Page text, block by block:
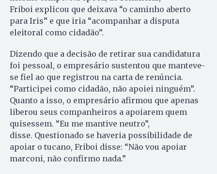
Friboi explicou que deixava “o caminho aberto
para Iris” e que iria “acompanhar a disputa
eleitoral como cidadão”.
Dizendo que a decisão de retirar sua candidatura
foi pessoal, o empresário sustentou que manteve-
se fiel ao que registrou na carta de renúncia.
“Participei como cidadão, não apoiei ninguém”.
Quanto a isso, o empresário afirmou que apenas
liberou seus companheiros a apoiarem quem
quisessem. “Eu me mantive neutro”,
disse. Questionado se haveria possibilidade de
apoiar o tucano, Friboi disse: “Não vou apoiar
marconi, não confirmo nada.”